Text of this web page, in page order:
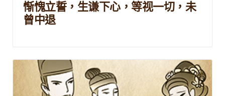
惭愧立誓，生谦下心，等视一切，未
曾中退